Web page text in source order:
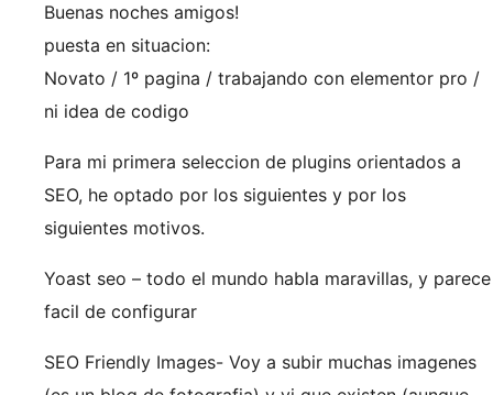
Buenas noches amigos!
puesta en situacion:
Novato / 1º pagina / trabajando con elementor pro /
ni idea de codigo
Para mi primera seleccion de plugins orientados a
SEO, he optado por los siguientes y por los
siguientes motivos.
Yoast seo – todo el mundo habla maravillas, y parece
facil de configurar
SEO Friendly Images- Voy a subir muchas imagenes